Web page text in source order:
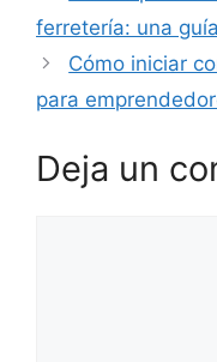
ferretería: una
Cómo iniciar
para
Deja un